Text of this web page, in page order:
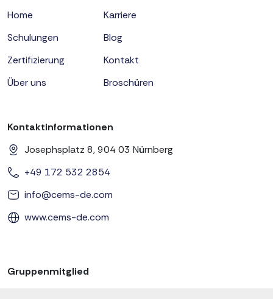
Home
Schulungen
Zertifizierung
Über uns
Karriere
Blog
Kontakt
Broschüren
Kontaktinformationen
Josephsplatz 8, 904 03 Nürnberg
+49 172 532 2854
info@cems-de.com
www.cems-de.com
Gruppenmitglied